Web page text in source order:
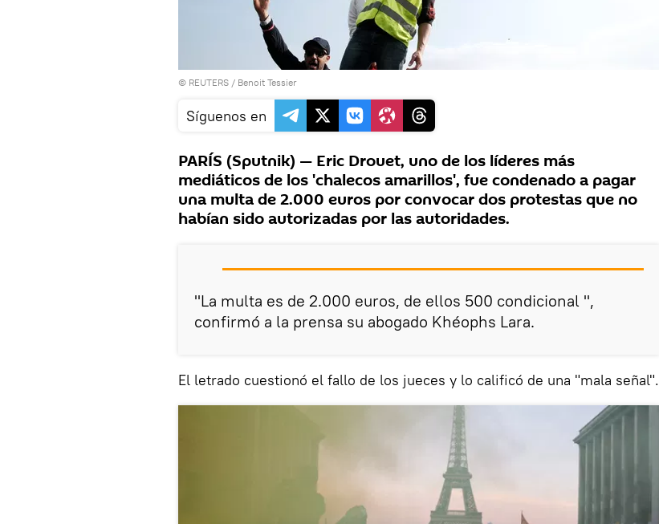
© REUTERS / Benoit Tessier
Síguenos en
PARÍS (Sputnik) — Eric Drouet, uno de los líderes más
mediáticos de los 'chalecos amarillos', fue condenado a pagar
una multa de 2.000 euros por convocar dos protestas que no
habían sido autorizadas por las autoridades.
"La multa es de 2.000 euros, de ellos 500 condicional ",
confirmó a la prensa su abogado Khéophs Lara.
El letrado cuestionó el fallo de los jueces y lo calificó de una "mala señal".